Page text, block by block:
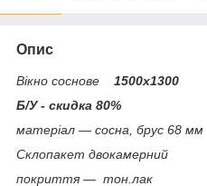
Опис
Вікно соснове
1500х1300
Б/У - скидка 80%
матеріал — сосна, брус 68 мм
Склопакет двокамерний
покриття — тон.лак